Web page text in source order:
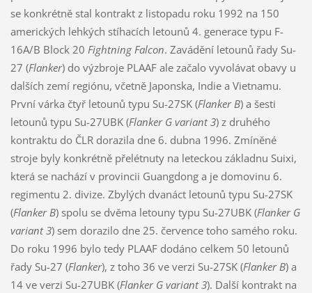
se konkrétně stal kontrakt z listopadu roku 1992 na 150
amerických lehkých stíhacích letounů 4. generace typu F-
16A/B Block 20 Fightning Falcon. Zavádění letounů řady Su-
27 (Flanker) do výzbroje PLAAF ale začalo vyvolávat obavy u
dalších zemí regiónu, včetně Japonska, Indie a Vietnamu.
První várka čtyř letounů typu Su-27SK (Flanker B) a šesti
letounů typu Su-27UBK (Flanker G variant 3) z druhého
kontraktu do ČLR dorazila dne 6. dubna 1996. Zmíněné
stroje byly konkrétně přelétnuty na leteckou základnu Suixi,
která se nachází v provincii Guangdong a je domovinu 6.
regimentu 2. divize. Zbylých dvanáct letounů typu Su-27SK
(Flanker B) spolu se dvěma letouny typu Su-27UBK (Flanker G
variant 3) sem dorazilo dne 25. července toho samého roku.
Do roku 1996 bylo tedy PLAAF dodáno celkem 50 letounů
řady Su-27 (Flanker), z toho 36 ve verzi Su-27SK (Flanker B) a
14 ve verzi Su-27UBK (Flanker G variant 3). Další kontrakt na